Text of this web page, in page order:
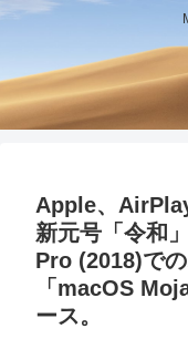
Apple、
新元号「令和
Pro (2018)で
「macOS
ース。